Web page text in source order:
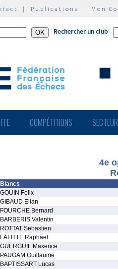
| Publications | Mon
Rechercher un club
FFE COMPÉTITIONS
4e
Blancs
GOUIN Felix
GIBAUD Elian
FOURCHE Bernard
BARBERIS Valentin
ROTTAT Sebastien
LALITTE Raphael
GUERGUIL Maxence
PAUGAM Guillaume
BAPTISSART Lucas